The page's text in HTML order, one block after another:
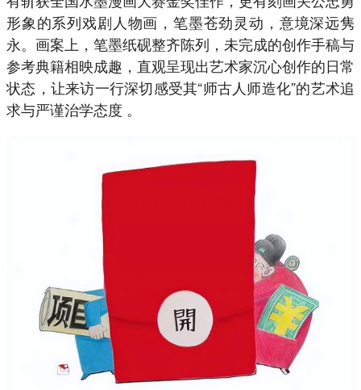
形象的系列戏剧人物画，笔墨苍劲灵动，意境深远隽
永。画案上，笔墨纸砚整齐陈列，未完成的创作手稿与
参考典籍相映成趣，直观呈现出艺术家沉心创作的日常
状态，让来访一行深切感受其“师古人师造化”的艺术追
求与严谨治学态度 。